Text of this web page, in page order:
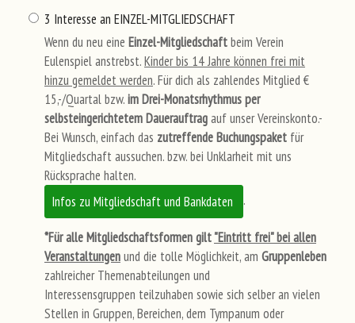
3 Interesse an EINZEL-MITGLIEDSCHAFT
Wenn du neu eine Einzel-Mitgliedschaftbeim Verein
Eulenspiel anstrebst.Kinder bis 14 Jahre können frei mit
hinzu gemeldet werden. Für dich als zahlendes Mitglied €
15,-/Quartal bzw.im Drei-Monatsrhythmus per
selbsteingerichtetem Dauerauftragauf unser Vereinskonto.-
Bei Wunsch, einfach das zutreffende Buchungspaket für
Mitgliedschaft aussuchen. bzw. bei Unklarheit mit uns
Rücksprache halten.
Infos zu Mitgliedschaft und Bankdaten
.
*Für alle Mitgliedschaftsformen gilt"Eintritt frei"bei allen
Veranstaltungenund die tolle Möglichkeit, am Gruppenleben
zahlreicher Themenabteilungen und
Interessensgruppen teilzuhaben sowie sich selber an vielen
Stellen in Gruppen, Bereichen, dem Tympanum oder